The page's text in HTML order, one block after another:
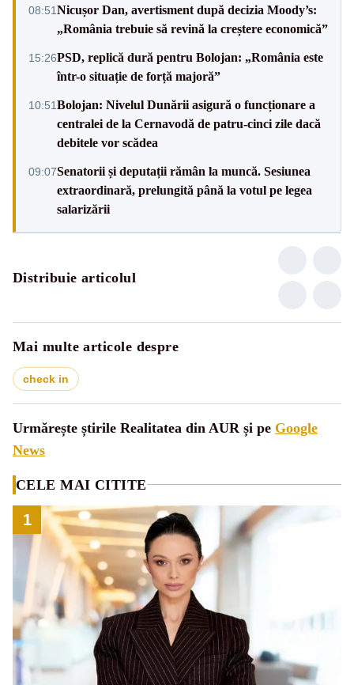
08:51Nicușor Dan, avertisment după decizia Moody’s:
„România trebuie să revină la creștere economică”
15:26PSD, replică dură pentru Bolojan: „România este
într-o situație de forță majoră”
10:51Bolojan: Nivelul Dunării asigură o funcționare a
centralei de la Cernavodă de patru-cinci zile dacă
debitele vor scădea
09:07Senatorii și deputații rămân la muncă. Sesiunea
extraordinară, prelungită până la votul pe legea
salarizării
Distribuie articolul
Mai multe articole despre
check in
Urmărește știrile Realitatea din AUR și pe Google
News
CELE MAI CITITE
1